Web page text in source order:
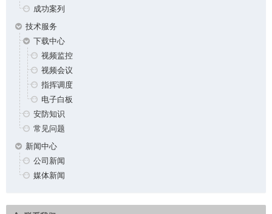
成功案列
技术服务
下载中心
视频监控
视频会议
指挥调度
电子白板
安防知识
常见问题
新闻中心
公司新闻
媒体新闻